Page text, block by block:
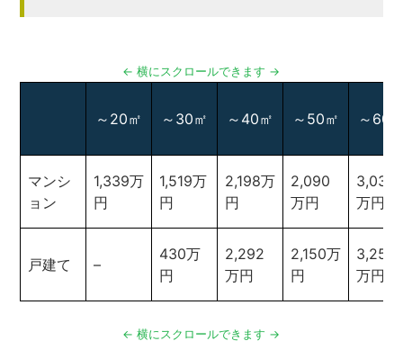
～20㎡ ～30㎡ ～40㎡ ～50㎡ ～60
マンシ
ョン
1,339万
円
1,519万
円
2,198万
円
2,090
万円
3,031
万円
戸建て –
430万
円
2,292
万円
2,150万
円
3,250
万円